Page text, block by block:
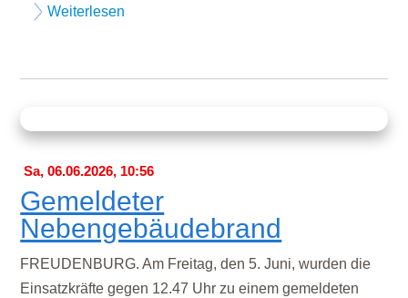
Weiterlesen
Sa, 06.06.2026, 10:56
Gemeldeter
Nebengebäudebrand
FREUDENBURG. Am Freitag, den 5. Juni, wurden die
Einsatzkräfte gegen 12.47 Uhr zu einem gemeldeten